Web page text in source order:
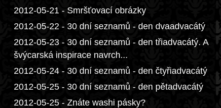
2012-05-21 - Smršťovací obrázky
2012-05-22 - 30 dní seznamů - den dvaadvacátý
2012-05-23 - 30 dní seznamů - den třiadvacátý. A
švýcarská inspirace navrch...
2012-05-24 - 30 dní seznamů - den čtyřiadvacátý
2012-05-25 - 30 dní seznamů - den pětadvacátý
2012-05-25 - Znáte washi pásky?